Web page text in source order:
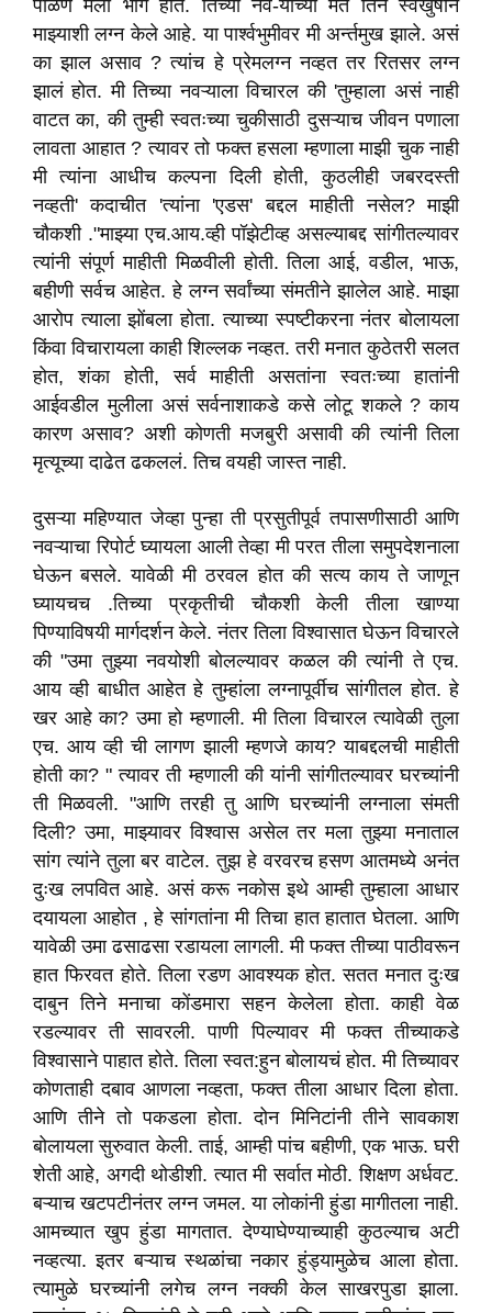
पाळण मला भाग होत. तिच्या नव-याच्या मते तिने स्वखुषीने
माझ्याशी लग्न केले आहे. या पार्श्वभुमीवर मी अर्न्तमुख झाले. असं
का झाल असाव ? त्यांच हे प्रेमलग्न नव्हत तर रितसर लग्न
झालं होत. मी तिच्या नवऱ्याला विचारल की 'तुम्हाला असं नाही
वाटत का, की तुम्ही स्वतःच्या चुकीसाठी दुसऱ्याच जीवन पणाला
लावता आहात ? त्यावर तो फक्त हसला म्हणाला माझी चुक नाही
मी त्यांना आधीच कल्पना दिली होती, कुठलीही जबरदस्ती
नव्हती' कदाचीत 'त्यांना 'एडस' बद्दल माहीती नसेल? माझी
चौकशी ."माझ्या एच.आय.व्ही पॉझेटीव्ह असल्याबद्द सांगीतल्यावर
त्यांनी संपूर्ण माहीती मिळवीली होती. तिला आई, वडील, भाऊ,
बहीणी सर्वच आहेत. हे लग्न सर्वांच्या संमतीने झालेल आहे. माझा
आरोप त्याला झोंबला होता. त्याच्या स्पष्टीकरना नंतर बोलायला
किंवा विचारायला काही शिल्लक नव्हत. तरी मनात कुठेतरी सलत
होत, शंका होती, सर्व माहीती असतांना स्वतःच्या हातांनी
आईवडील मुलीला असं सर्वनाशाकडे कसे लोटू शकले ? काय
कारण असाव? अशी कोणती मजबुरी असावी की त्यांनी तिला
मृत्यूच्या दाढेत ढकललं. तिच वयही जास्त नाही.
दुसऱ्या महिण्यात जेव्हा पुन्हा ती प्रसुतीपूर्व तपासणीसाठी आणि
नवऱ्याचा रिपोर्ट घ्यायला आली तेव्हा मी परत तीला समुपदेशनाला
घेऊन बसले. यावेळी मी ठरवल होत की सत्य काय ते जाणून
घ्यायचच .तिच्या प्रकृतीची चौकशी केली तीला खाण्या
पिण्याविषयी मार्गदर्शन केले. नंतर तिला विश्वासात घेऊन विचारले
की "उमा तुझ्या नवयोशी बोलल्यावर कळल की त्यांनी ते एच.
आय व्ही बाधीत आहेत हे तुम्हांला लग्नापूर्वीच सांगीतल होत. हे
खर आहे का? उमा हो म्हणाली. मी तिला विचारल त्यावेळी तुला
एच. आय व्ही ची लागण झाली म्हणजे काय? याबद्दलची माहीती
होती का? " त्यावर ती म्हणाली की यांनी सांगीतल्यावर घरच्यांनी
ती मिळवली. "आणि तरही तु आणि घरच्यांनी लग्नाला संमती
दिली? उमा, माझ्यावर विश्वास असेल तर मला तुझ्या मनाताल
सांग त्यांने तुला बर वाटेल. तुझ हे वरवरच हसण आतमध्ये अनंत
दुःख लपवित आहे. असं करू नकोस इथे आम्ही तुम्हाला आधार
दयायला आहोत , हे सांगतांना मी तिचा हात हातात घेतला. आणि
यावेळी उमा ढसाढसा रडायला लागली. मी फक्त तीच्या पाठीवरून
हात फिरवत होते. तिला रडण आवश्यक होत. सतत मनात दुःख
दाबुन तिने मनाचा कोंडमारा सहन केलेला होता. काही वेळ
रडल्यावर ती सावरली. पाणी पिल्यावर मी फक्त तीच्याकडे
विश्वासाने पाहात होते. तिला स्वत:हुन बोलायचं होत. मी तिच्यावर
कोणताही दबाव आणला नव्हता, फक्त तीला आधार दिला होता.
आणि तीने तो पकडला होता. दोन मिनिटांनी तीने सावकाश
बोलायला सुरुवात केली. ताई, आम्ही पांच बहीणी, एक भाऊ. घरी
शेती आहे, अगदी थोडीशी. त्यात मी सर्वात मोठी. शिक्षण अर्धवट.
बऱ्याच खटपटीनंतर लग्न जमल. या लोकांनी हुंडा मागीतला नाही.
आमच्यात खुप हुंडा मागतात. देण्याघेण्याच्याही कुठल्याच अटी
नव्हत्या. इतर बऱ्याच स्थळांचा नकार हुंड्यामुळेच आला होता.
त्यामुळे घरच्यांनी लगेच लग्न नक्की केल साखरपुडा झाला.